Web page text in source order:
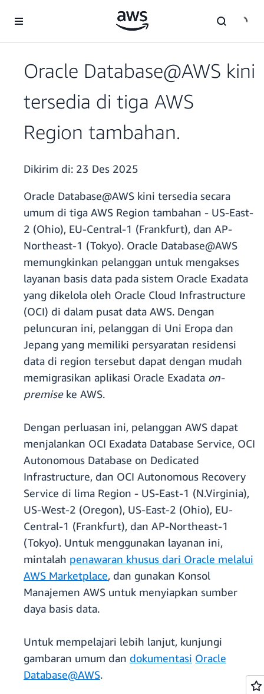
Oracle Database@AWS kini
tersedia di tiga AWS
Region tambahan.
Dikirim di: 23 Des 2025
Oracle Database@AWS kini tersedia secara
umum di tiga AWS Region tambahan - US-East-
2 (Ohio), EU-Central-1 (Frankfurt), dan AP-
Northeast-1 (Tokyo). Oracle Database@AWS
memungkinkan pelanggan untuk mengakses
layanan basis data pada sistem Oracle Exadata
yang dikelola oleh Oracle Cloud Infrastructure
(OCI) di dalam pusat data AWS. Dengan
peluncuran ini, pelanggan di Uni Eropa dan
Jepang yang memiliki persyaratan residensi
data di region tersebut dapat dengan mudah
memigrasikan aplikasi Oracle Exadata on-
premiseke AWS.
Dengan perluasan ini, pelanggan AWS dapat
menjalankan OCI Exadata Database Service, OCI
Autonomous Database on Dedicated
Infrastructure, dan OCI Autonomous Recovery
Service di lima Region - US-East-1 (N.Virginia),
US-West-2 (Oregon), US-East-2 (Ohio), EU-
Central-1 (Frankfurt), dan AP-Northeast-1
(Tokyo). Untuk menggunakan layanan ini,
mintalah penawaran khusus dari Oracle melalui
AWS Marketplace, dan gunakan Konsol
Manajemen AWS untuk menyiapkan sumber
daya basis data.
Untuk mempelajari lebih lanjut, kunjungi
gambaran umum dan dokumentasi Oracle
Database@AWS.